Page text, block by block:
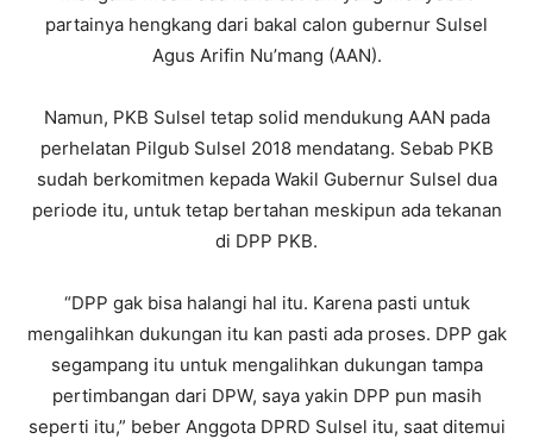
partainya hengkang dari bakal calon gubernur Sulsel
Agus Arifin Nu’mang (AAN).
Namun, PKB Sulsel tetap solid mendukung AAN pada
perhelatan Pilgub Sulsel 2018 mendatang. Sebab PKB
sudah berkomitmen kepada Wakil Gubernur Sulsel dua
periode itu, untuk tetap bertahan meskipun ada tekanan
di DPP PKB.
“DPP gak bisa halangi hal itu. Karena pasti untuk
mengalihkan dukungan itu kan pasti ada proses. DPP gak
segampang itu untuk mengalihkan dukungan tampa
pertimbangan dari DPW, saya yakin DPP pun masih
seperti itu,” beber Anggota DPRD Sulsel itu, saat ditemui